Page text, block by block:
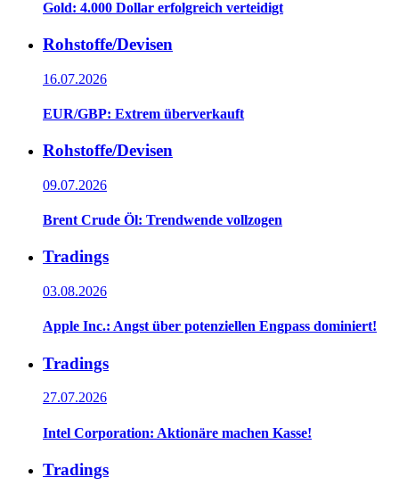
Gold: 4.000 Dollar erfolgreich verteidigt
Rohstoffe/Devisen
16.07.2026
EUR/GBP: Extrem überverkauft
Rohstoffe/Devisen
09.07.2026
Brent Crude Öl: Trendwende vollzogen
Tradings
03.08.2026
Apple Inc.: Angst über potenziellen Engpass dominiert!
Tradings
27.07.2026
Intel Corporation: Aktionäre machen Kasse!
Tradings